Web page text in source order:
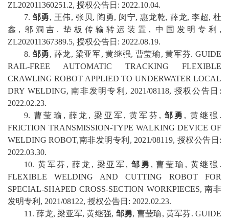
ZL202011360251.2, 授权公告日 : 2022.10.04.
7. 邹勇, 王伟, 张贝, 陶勇, 闵宁, 惠龙乾, 薛龙,李超, 杜
鑫 , 邬洞吉 .垫板传输转运装置 , 中国 发明专利 ,
ZL202011367389.5, 授权公告日 : 2022.08.19.
8. 邹勇, 薛龙, 梁亚军,黄继强, 曹莹瑜,黄军芬.GUIDE
RAIL-FREE AUTOMATIC TRACKING FLEXIBLE
CRAWLING ROBOT APPLIED TO UNDERWATER LOCAL
DRY WELDING,南非发明专利 , 2021/08118, 授权公告日 :
2022.02.23.
9. 曹莹瑜 , 薛龙 ,梁亚军 ,黄军芬 , 邹勇 , 黄继强 .
FRICTION TRANSMISSION-TYPE WALKING DEVICE OF
WELDING ROBOT,南非发明专利 , 2021/08119, 授权公告日 :
2022.03.30.
10. 黄军芬 ,薛龙 , 梁亚军 , 邹勇 ,曹莹瑜 , 黄继强 .
FLEXIBLE WELDING AND CUTTING ROBOT FOR
SPECIAL-SHAPED CROSS-SECTION WORKPIECES, 南非
发明专利 , 2021/08122, 授权公告日 : 2022.02.23.
1 1 . 薛龙,梁亚军,黄继强, 邹勇, 曹莹瑜, 黄军芬.GUIDE